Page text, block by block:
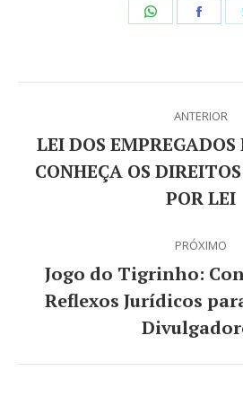
Share
de
post:
ANTERIOR
Post
anterior:
LEI DOS
CONHEÇA OS
POR LEI
PRÓXIMO
post:
Jogo do Tigrinho:
Reflexos Jurídicos